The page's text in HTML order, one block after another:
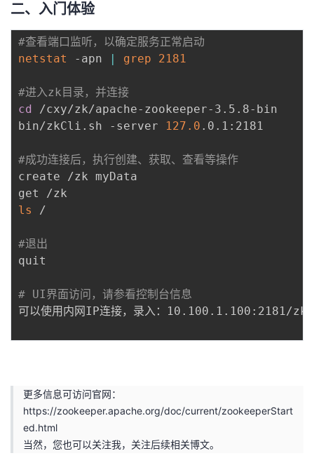
二、入门体验
#查看端口监听，以确定服务正常启动
netstat
-apn grep 2181
#进入zk目录，并连接
cd
/cxy/zk/apache-zookeeper-3.5.8-bin
bin/zkCli.sh -server
127.0 .0.1:2181
#成功连接后，执行创建、获取、查看等操作
create /zk myData
ls
/
#退出
quit
# UI界面访问，请参看控制台信息
可以使用内网IP连接，录入：10.100.1.100:2181/zk
更多信息可访问官网：
https://zookeeper.apache.org/doc/current/zookeeperStart
ed.html
当然，您也可以关注我，关注后续相关博文。